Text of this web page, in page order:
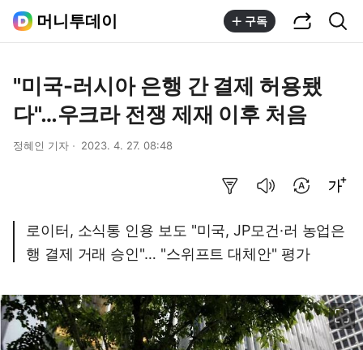
머니투데이 구독
"미국-러시아 은행 간 결제 허용됐
다"…우크라 전쟁 제재 이후 처음
정혜인 기자 2023. 4. 27. 08:48
로이터, 소식통 인용 보도 "미국, JP모건·러 농업은
행 결제 거래 승인"… "스위프트 대체안" 평가